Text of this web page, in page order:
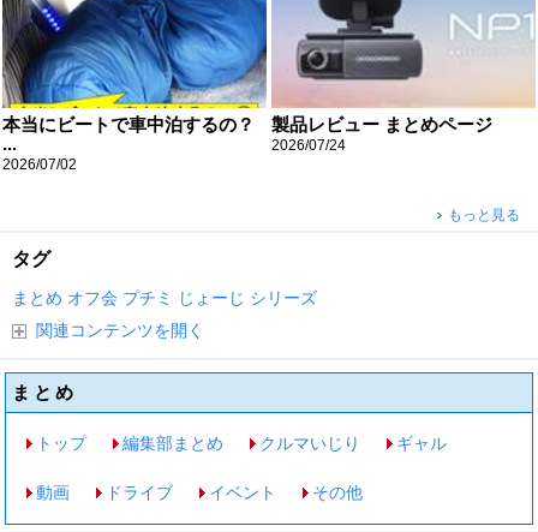
本当にビートで車中泊するの？
...
2026/07/02
製品レビュー まとめページ
2026/07/24
もっと見る
タグ
まとめ オフ会 プチミ じょーじ シリーズ
関連コンテンツを開く
まとめ
トップ 編集部まとめ クルマいじり ギャル
動画 ドライブ イベント その他